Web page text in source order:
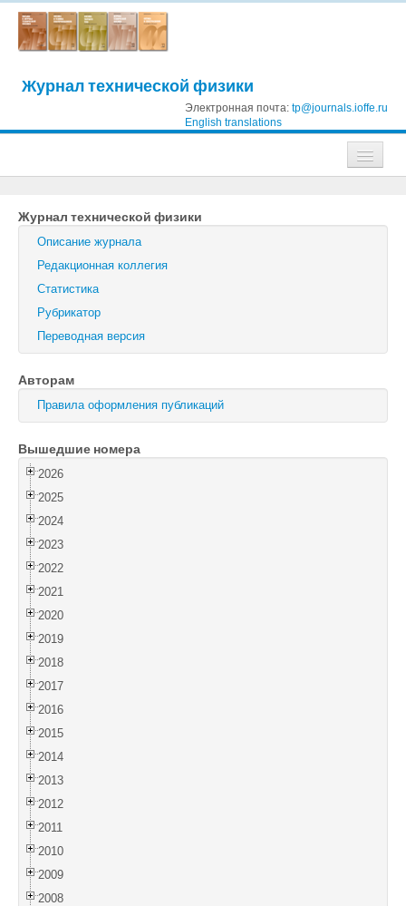
Журнал технической физики
Электронная почта: tp@journals.ioffe.ru
English translations
Журнал технической физики
Письма в Журнал технической физики
Физика твердого тела
Поиск
Журнал технической физики
Описание журнала
Редакционная коллегия
Статистика
Рубрикатор
Переводная версия
Авторам
Правила оформления публикаций
Вышедшие номера
2026
2025
2024
2023
2022
2021
2020
2019
2018
2017
2016
2015
2014
2013
2012
2011
2010
2009
2008